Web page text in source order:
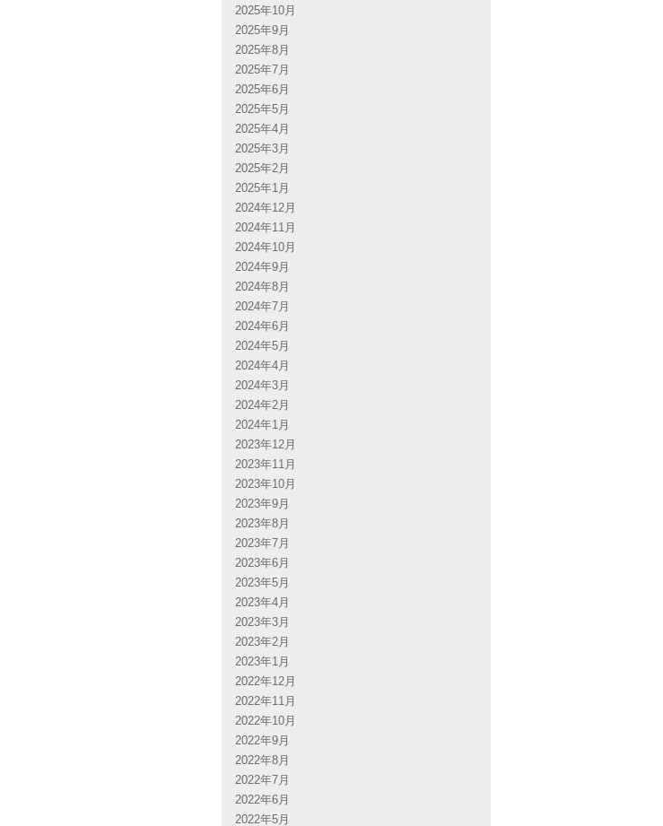
2025年10月
2025年9月
2025年8月
2025年7月
2025年6月
2025年5月
2025年4月
2025年3月
2025年2月
2025年1月
2024年12月
2024年11月
2024年10月
2024年9月
2024年8月
2024年7月
2024年6月
2024年5月
2024年4月
2024年3月
2024年2月
2024年1月
2023年12月
2023年11月
2023年10月
2023年9月
2023年8月
2023年7月
2023年6月
2023年5月
2023年4月
2023年3月
2023年2月
2023年1月
2022年12月
2022年11月
2022年10月
2022年9月
2022年8月
2022年7月
2022年6月
2022年5月